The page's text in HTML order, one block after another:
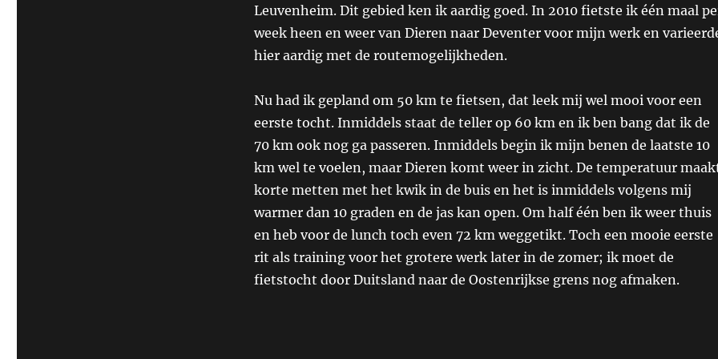
Leuvenheim. Dit gebied ken ik aardig goed. In 2010 fietste ik één maal
week heen en weer van Dieren naar Deventer voor mijn werk en
hier aardig met de routemogelijkheden.
Nu had ik gepland om 50 km te fietsen, dat leek mij wel mooi voor een
eerste tocht. Inmiddels staat de teller op 60 km en ik ben bang dat ik de
70 km ook nog ga passeren. Inmiddels begin ik mijn benen de laatste 10
km wel te voelen, maar Dieren komt weer in zicht. De temperatuur
korte metten met het kwik in de buis en het is inmiddels volgens mij
warmer dan 10 graden en de jas kan open. Om half één ben ik weer thuis
en heb voor de lunch toch even 72 km weggetikt. Toch een mooie eerste
rit als training voor het grotere werk later in de zomer; ik moet de
fietstocht door Duitsland naar de Oostenrijkse grens nog afmaken.